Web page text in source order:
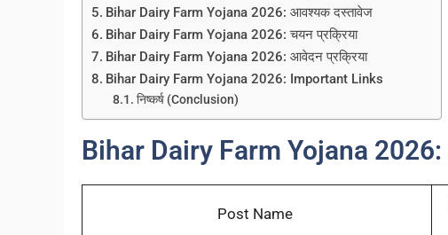
Bihar Dairy Farm Yojana 2026: आवश्यक दस्तावेज
Bihar Dairy Farm Yojana 2026: चयन प्रक्रिया
Bihar Dairy Farm Yojana 2026: आवेदन प्रक्रिया
Bihar Dairy Farm Yojana 2026: Important Links
निष्कर्ष (Conclusion)
Bihar Dairy Farm Yojana 2026:
Post Name